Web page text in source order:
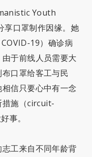
Youth
享口罩制作因缘。她
19）确诊病
于前线人员需要大
口罩给客工与民
信只要心中有一念
措施（circuit-
事。
工来自不同年龄背